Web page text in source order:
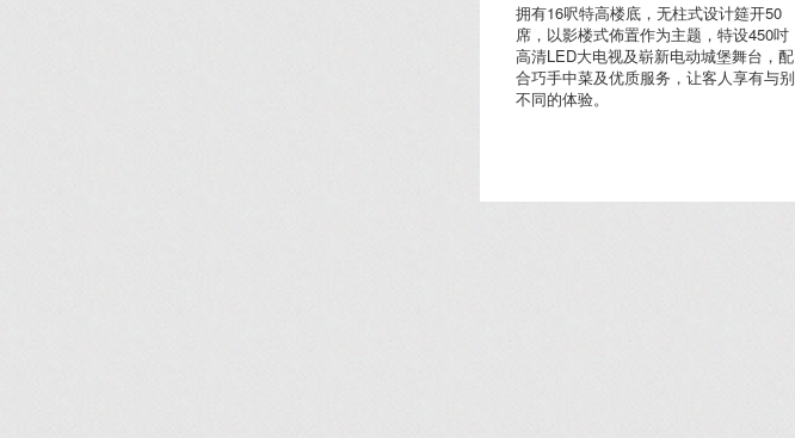
拥有16呎特高楼底，无柱式设计筵开50
席，以影楼式佈置作为主题，特设450吋
高清LED大电视及崭新电动城堡舞台，配
合巧手中菜及优质服务，让客人享有与别
不同的体验。